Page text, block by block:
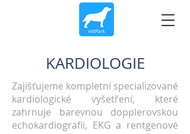
KARDIOLOGIE
Zajišťujeme kompletní specializované
kardiologické vyšetření, které
zahrnuje barevnou dopplerovskou
echokardiografii, EKG a rentgenové